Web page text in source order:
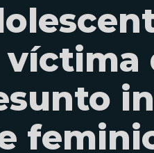
víctima